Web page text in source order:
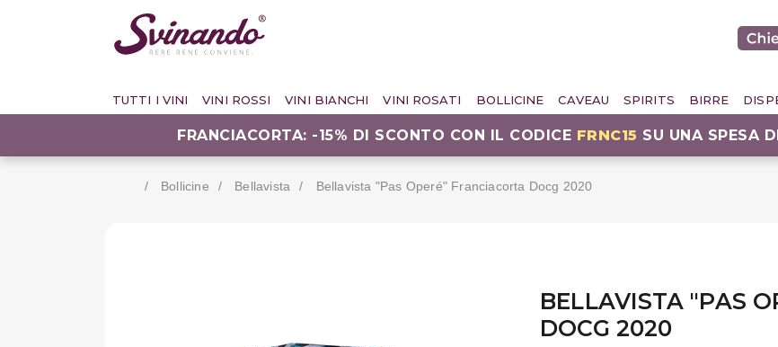
TUTTI I VINI VINI ROSSI VINI BIANCHI VINI ROSATI BOLLICINE CAVEAU SPIRITS BIRRE
FRANCIACORTA: -15% DI SCONTO CON IL CODICE FRNC15 SU UNA SPESA
Bollicine Bellavista Bellavista "pas Operé" Franciacorta Docg 2020
BELLAVISTA "PAS
DOCG 2020